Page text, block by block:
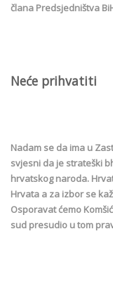
člana Predsjedništva
Neće prihvatiti
Nadam se da ima u
svjesni da je strateški
hrvatskog naroda.
Hrvata a za izbor se
Osporavat ćemo
sud presudio u tom